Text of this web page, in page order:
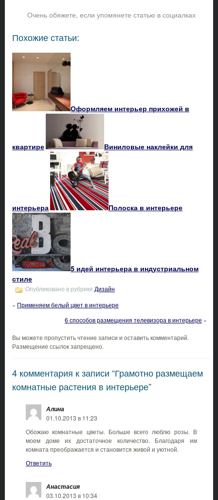
Очень обяжете, если упомянете статью в социалках
Похожие статьи:
Оформляем интерьер прихожей в
квартире Виниловые наклейки для
интерьера Полоска в интерьере
5 идей интерьера в индустриальном
стиле
Опубликовано в рубрике Дизайн
« Применяем белый цвет в интерьере
6 способов размещения телевизора в интерьере »
Вы можете пропустить чтение записи и оставить комментарий.
Размещение ссылок запрещено.
4 комментария к записи “Грамотно размещаем
комнатные растения в интерьере”
Алина
01.10.2013 в 11:23
Обожаю комнатные цветы. Больше всего люблю розы. В
моем доме их достаточное количество. Благодаря им
комната преображается и становится живой и уютной.
Ответить
Анастасия
03.10.2013 в 10:34